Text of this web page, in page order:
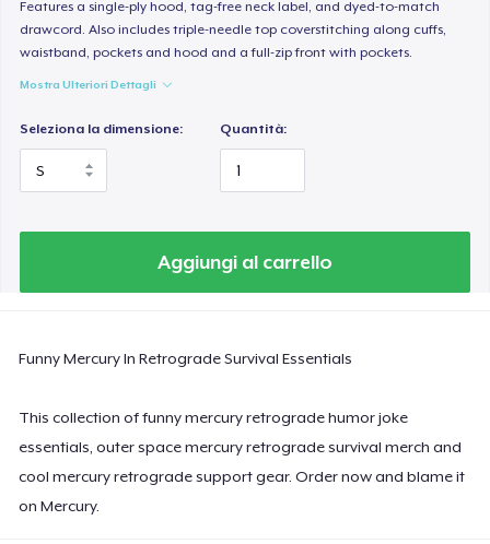
Features a single-ply hood, tag-free neck label, and dyed-to-match
drawcord. Also includes triple-needle top coverstitching along cuffs,
waistband, pockets and hood and a full-zip front with pockets.
Mostra Ulteriori Dettagli
Seleziona la dimensione: Quantità:
Aggiungi al carrello
Funny Mercury In Retrograde Survival Essentials
This collection of funny mercury retrograde humor joke
essentials, outer space mercury retrograde survival merch and
cool mercury retrograde support gear. Order now and blame it
on Mercury.
Women's Classic Tee
23,99 USD
Women's Comfort Tee
Essential Tee
24,99 USD